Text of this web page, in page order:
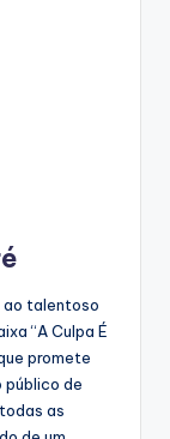
ao talentoso
“A Culpa É
promete
público de
as